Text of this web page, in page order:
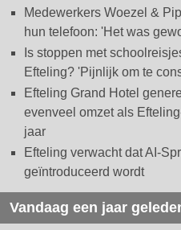
Medewerkers Woezel &
hun telefoon: 'Het was
Is stoppen met
Efteling? 'Pijnlijk om te
Efteling Grand Hotel
evenveel omzet als
jaar
Efteling verwacht dat AI-
geïntroduceerd wordt
Vandaag een jaar